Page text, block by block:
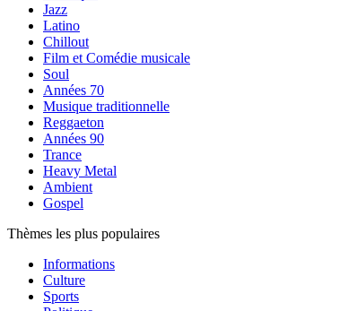
Jazz
Latino
Chillout
Film et Comédie musicale
Soul
Années 70
Musique traditionnelle
Reggaeton
Années 90
Trance
Heavy Metal
Ambient
Gospel
Thèmes les plus populaires
Informations
Culture
Sports